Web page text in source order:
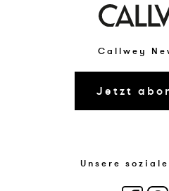
Callwey
Jetzt
Unsere